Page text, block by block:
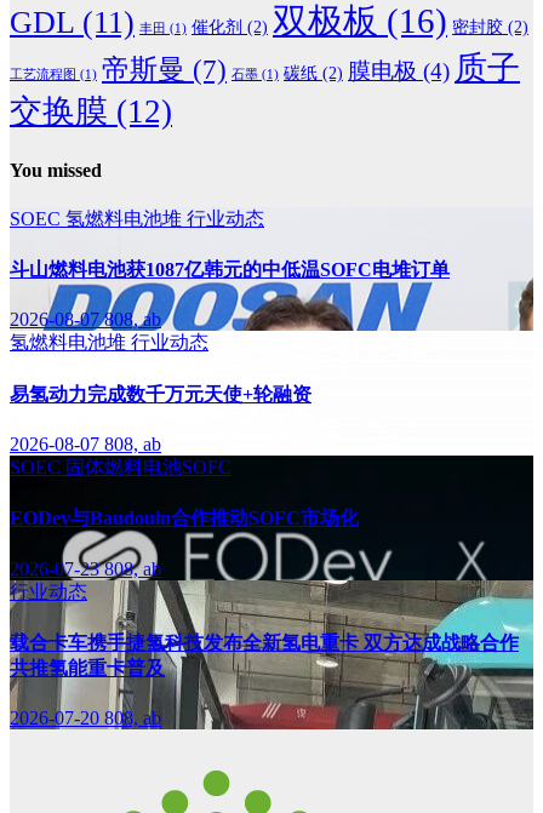
GDL (11) 丰田 (1) 催化剂 (2) 双极板 (16) 密封胶 (2)
工艺流程图 (1) 帝斯曼 (7) 石墨 (1) 碳纸 (2) 膜电极 (4) 质子
交换膜 (12)
You missed
SOEC 氢燃料电池堆 行业动态
斗山燃料电池获1087亿韩元的中低温SOFC电堆订单
2026-08-07808, ab
氢燃料电池堆 行业动态
易氢动力完成数千万元天使+轮融资
2026-08-07 808, ab
SOEC 固体燃料电池SOFC
EODev与Baudouin合作推动SOFC市场化
2026-07-23808, ab
行业动态
载合卡车携手捷氢科技发布全新氢电重卡 双方达成战略合作
共推氢能重卡普及
2026-07-20 808, ab